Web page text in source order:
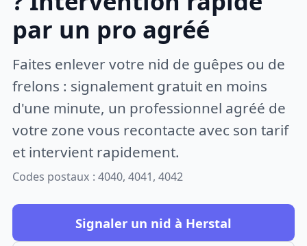
par un pro agréé
Faites enlever votre nid de guêpes ou de
frelons : signalement gratuit en moins
d'une minute, un professionnel agréé de
votre zone vous recontacte avec son tarif
et intervient rapidement.
Codes postaux : 4040, 4041, 4042
Signaler un nid à Herstal